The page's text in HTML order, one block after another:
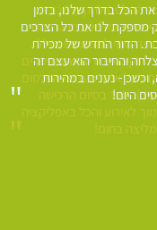
את הכל בדרך שלנו, בזמן
מספקת לנו את כל הצרכים
הדור החדש של מכירת
והחיבור הוא עצם זה
וכשכן- נענים במהירות
היום!
החלטנו להקים מכירה
בת"א ובחרנו בהם
למשתמש וכולל
לינקים מדידים שמאפשרים
מכל אחד מערוצי הפרסום
מייד בסיום הרכישה
לאירוע והכל באפליקציה
בחום!